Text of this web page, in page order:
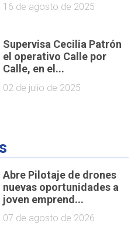
16 de agosto de 2025
Supervisa Cecilia Patrón
el operativo Calle por
Calle, en el...
02 de julio de 2025
Abre Pilotaje de drones
nuevas oportunidades a
joven emprend...
07 de agosto de 2026